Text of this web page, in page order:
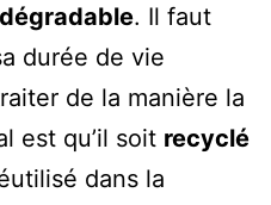
. Il faut
durée de vie
de la manière la
est qu’il soit recyclé
dans la